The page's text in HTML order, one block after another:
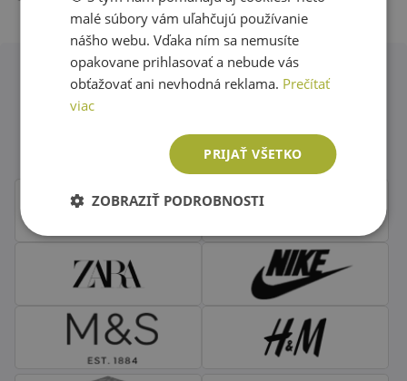
Obľúbené značky second hand
oblečenia
malé súbory vám uľahčujú používanie
nášho webu. Vďaka ním sa nemusíte
opakovane prihlasovať a nebude vás
obťažovať ani nevhodná reklama. Prečítať
viac
PRIJAŤ VŠETKO
ZOBRAZIŤ PODROBNOSTI